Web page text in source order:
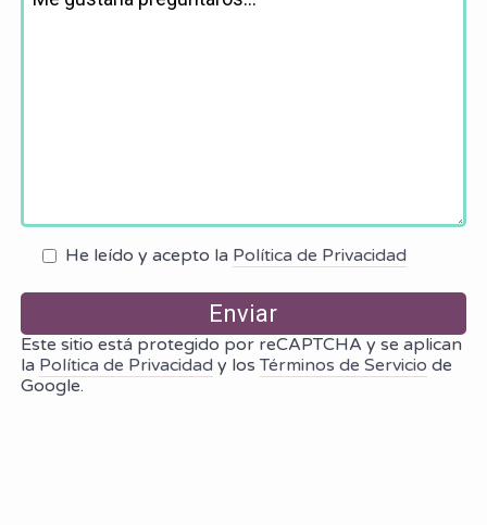
He leído y acepto la Política de Privacidad
Este sitio está protegido por reCAPTCHA y se aplican
la Política de Privacidad y losTérminos de Servicio de
Google.